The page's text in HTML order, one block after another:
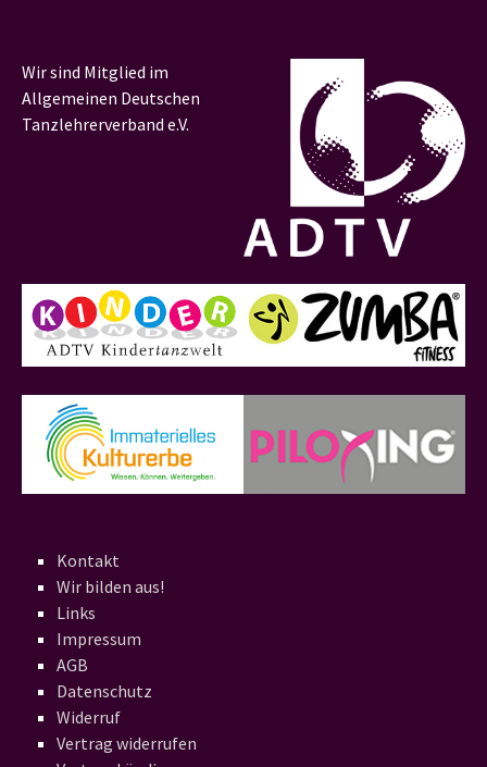
Wir sind Mitglied im
Allgemeinen Deutschen
Tanzlehrerverband e.V.
Kontakt
Wir bilden aus!
Links
Impressum
AGB
Datenschutz
Widerruf
Vertrag widerrufen